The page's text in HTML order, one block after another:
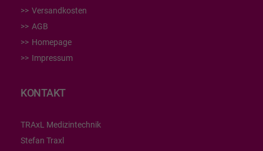
Versandkosten
AGB
Homepage
Impressum
KONTAKT
TRAxL Medizintechnik
Stefan Traxl